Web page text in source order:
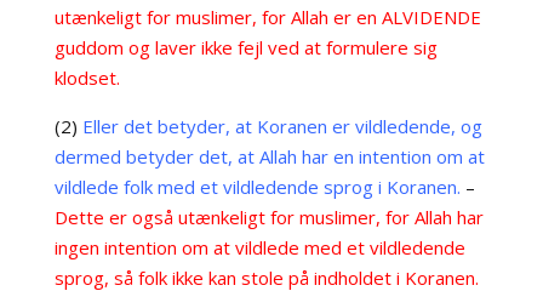
utænkeligt for muslimer, for Allah er en ALVIDENDE
guddom og laver ikke fejl ved at formulere sig
klodset.
(2) Eller det betyder, at Koranen er vildledende, og
dermed betyder det, at Allah har en intention om at
vildlede folk med et vildledende sprog i Koranen. –
Dette er også utænkeligt for muslimer, for Allah har
ingen intention om at vildlede med et vildledende
sprog, så folk ikke kan stole på indholdet i Koranen.